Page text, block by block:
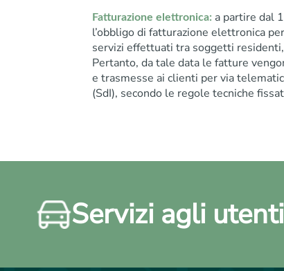
Fatturazione elettronica: a partire dal
l’obbligo di fatturazione elettronica
servizi effettuati tra soggetti
Pertanto, da tale data le fatture
e trasmesse ai clienti per via
(SdI), secondo le regole tecniche
Servizi agli utenti